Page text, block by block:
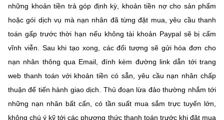
những khoản tiền trả góp định kỳ, khoản tiền nợ cho sản phẩm
hoặc gói dịch vụ mà nạn nhân đã từng đặt mua, yêu cầu thanh
toán gấp trước thời hạn nếu không tài khoản Paypal sẽ bị cấm
vĩnh viễn. Sau khi tạo xong, các đối tượng sẽ gửi hóa đơn cho
nạn nhân thông qua Email, đính kèm đường link dẫn tới trang
web thanh toán với khoản tiền có sẵn, yêu cầu nạn nhân chấp
thuận để tiến hành giao dịch. Thủ đoạn lừa đảo thường nhắm tới
những nạn nhân bất cẩn, có tần suất mua sắm trực tuyến lớn,
không chú ý kỹ tới các phương thức thanh toán trước khi đặt mua